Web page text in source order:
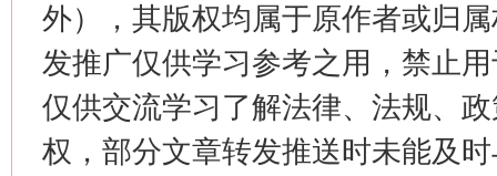
外），其版权均属于原作者或归
发推广仅供学习参考之用，禁止
仅供交流学习了解法律、法规、
权，部分文章转发推送时未能及
在谋一域中谋全局
今